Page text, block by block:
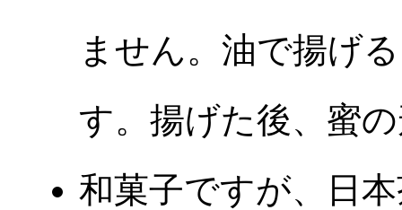
ません。油で揚げ
す。揚げた後、蜜
和菓子ですが、日